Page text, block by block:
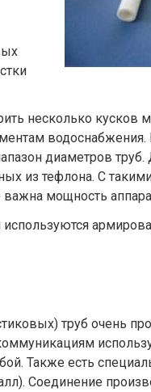
несколько кусков
диаметров труб.
из тефлона. С
мощность
используются
труб очень
Также есть
Соединение